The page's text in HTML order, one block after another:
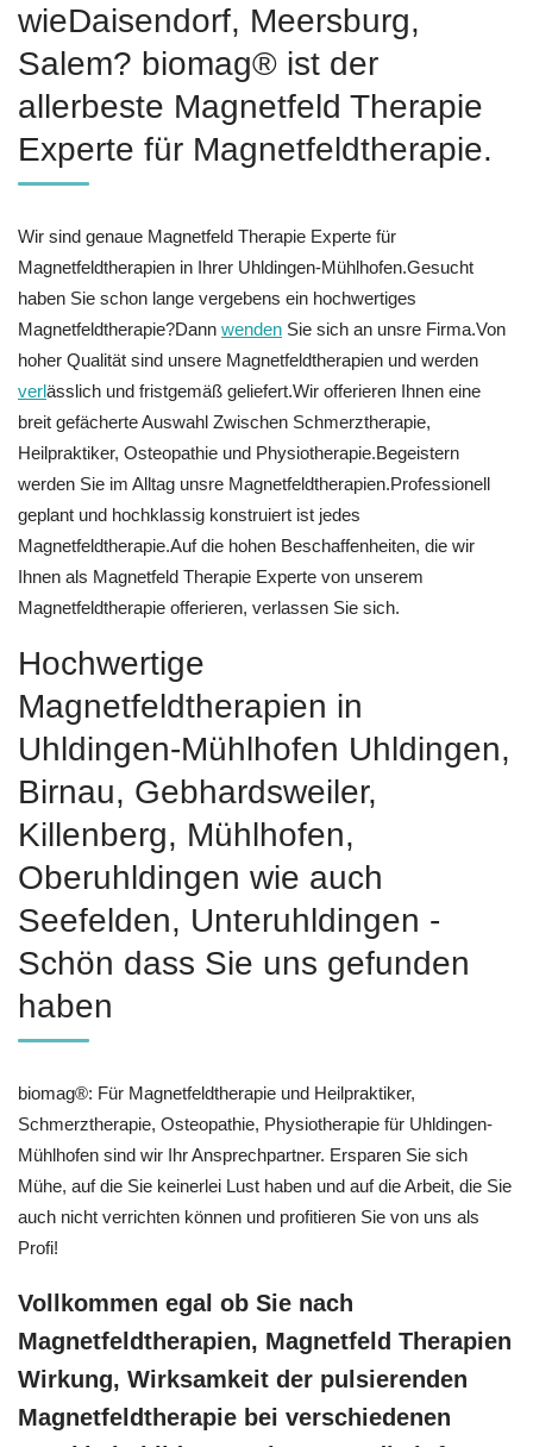
wieDaisendorf, Meersburg,
Salem? biomag® ist der
allerbeste Magnetfeld Therapie
Experte für Magnetfeldtherapie.
Wir sind genaue Magnetfeld Therapie Experte für
Magnetfeldtherapien in Ihrer Uhldingen-Mühlhofen.Gesucht
haben Sie schon lange vergebens ein hochwertiges
Magnetfeldtherapie?Dann wenden Sie sich an unsre Firma.Von
hoher Qualität sind unsere Magnetfeldtherapien und werden
verlässlich und fristgemäß geliefert.Wir offerieren Ihnen eine
breit gefächerte Auswahl Zwischen Schmerztherapie,
Heilpraktiker, Osteopathie und Physiotherapie.Begeistern
werden Sie im Alltag unsre Magnetfeldtherapien.Professionell
geplant und hochklassig konstruiert ist jedes
Magnetfeldtherapie.Auf die hohen Beschaffenheiten, die wir
Ihnen als Magnetfeld Therapie Experte von unserem
Magnetfeldtherapie offerieren, verlassen Sie sich.
Hochwertige
Magnetfeldtherapien in
Uhldingen-Mühlhofen Uhldingen,
Birnau, Gebhardsweiler,
Killenberg, Mühlhofen,
Oberuhldingen wie auch
Seefelden, Unteruhldingen -
Schön dass Sie uns gefunden
haben
biomag®: Für Magnetfeldtherapie und Heilpraktiker,
Schmerztherapie, Osteopathie, Physiotherapie für Uhldingen-
Mühlhofen sind wir Ihr Ansprechpartner. Ersparen Sie sich
Mühe, auf die Sie keinerlei Lust haben und auf die Arbeit, die Sie
auch nicht verrichten können und profitieren Sie von uns als
Profi!
Vollkommen egal ob Sie nach
Magnetfeldtherapien, Magnetfeld Therapien
Wirkung, Wirksamkeit der pulsierenden
Magnetfeldtherapie bei verschiedenen